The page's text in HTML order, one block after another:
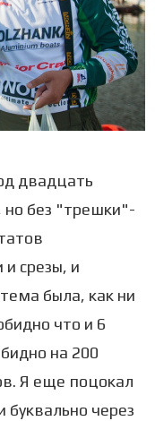
двадцать
но без "трешки"-
срезы, и
была, как ни
что и 6
на 200
Я еще поцокал
буквально через